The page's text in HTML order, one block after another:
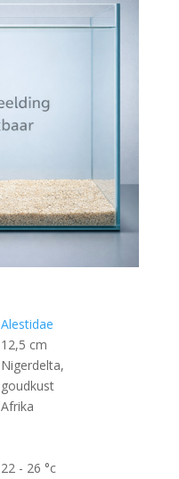
Alestidae
12,5 cm
Nigerdelta,
goudkust
Afrika
22 - 26 °c